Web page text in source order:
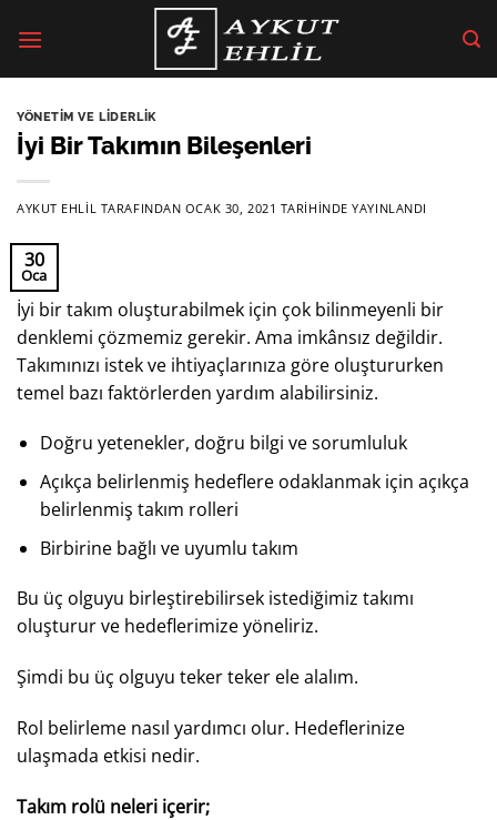
atla
YÖNETIM VE LIDERLIK
İyi Bir Takımın Bileşenleri
AYKUT EHLİL TARAFINDAN OCAK 30, 2021 TARIHINDE YAYINLANDI
30
Oca
İyi bir takım oluşturabilmek için çok bilinmeyenli bir
denklemi çözmemiz gerekir. Ama imkânsız değildir.
Takımınızı istek ve ihtiyaçlarınıza göre oluştururken
temel bazı faktörlerden yardım alabilirsiniz.
Doğru yetenekler, doğru bilgi ve sorumluluk
Açıkça belirlenmiş hedeflere odaklanmak için açıkça
belirlenmiş takım rolleri
Birbirine bağlı ve uyumlu takım
Bu üç olguyu birleştirebilirsek istediğimiz takımı
oluşturur ve hedeflerimize yöneliriz.
Şimdi bu üç olguyu teker teker ele alalım.
Rol belirleme nasıl yardımcı olur. Hedeflerinize
ulaşmada etkisi nedir.
Takım rolü neleri içerir;